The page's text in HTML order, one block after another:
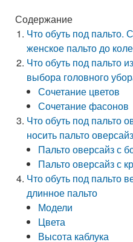
Содержание
Что обуть под пальто.
женское пальто до
Что обуть под пальто
выбора головного
Сочетание цветов
Сочетание фасонов
Что обуть под пальто
носить пальто
Пальто оверсайз с
Пальто оверсайз с
Что обуть под пальто
длинное пальто
Модели
Цвета
Высота каблука